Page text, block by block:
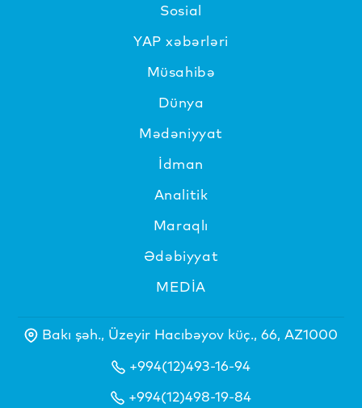
Sosial
YAP xəbərləri
Müsahibə
Dünya
Mədəniyyat
İdman
Analitik
Maraqlı
Ədəbiyyat
MEDİA
Bakı şəh., Üzeyir Hacıbəyov küç., 66, AZ1000
+994(12)493-16-94
+994(12)498-19-84